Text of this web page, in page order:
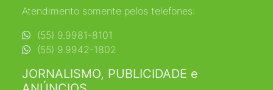
Atendimento somente pelos telefones:
(55) 9.9981-8101
(55) 9.9942-1802
JORNALISMO, PUBLICIDADE e